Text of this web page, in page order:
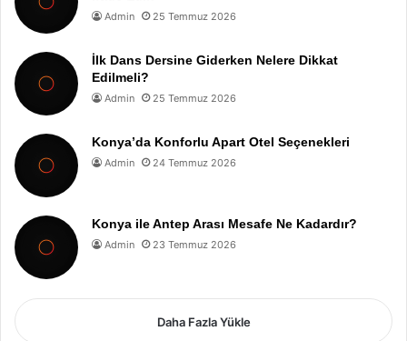
Admin 25 Temmuz 2026
İlk Dans Dersine Giderken Nelere Dikkat
Edilmeli?
Admin 25 Temmuz 2026
Konya’da Konforlu Apart Otel Seçenekleri
Admin 24 Temmuz 2026
Konya ile Antep Arası Mesafe Ne Kadardır?
Admin 23 Temmuz 2026
Daha Fazla Yükle